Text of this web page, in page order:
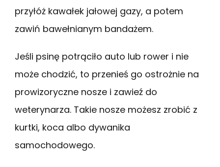
przyłóż kawałek jałowej gazy, a potem
zawiń bawełnianym bandażem.
Jeśli psinę potrąciło auto lub rower i nie
może chodzić, to przenieś go ostrożnie na
prowizoryczne nosze i zawieź do
weterynarza. Takie nosze możesz zrobić z
kurtki, koca albo dywanika
samochodowego.